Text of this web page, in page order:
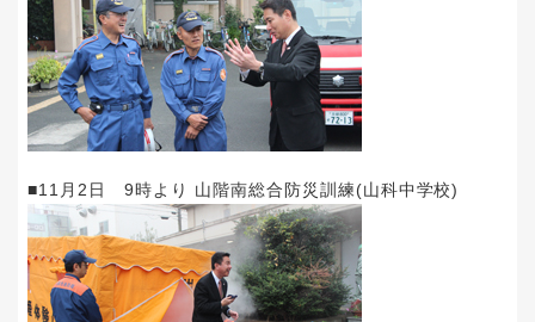
■11月2日 9時より 山階南総合防災訓練(山科中学校)